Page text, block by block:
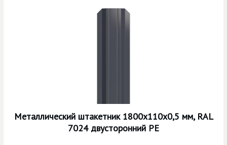
Металлический штакетник 1800х110х0,5 мм, RAL
7024 двусторонний РЕ